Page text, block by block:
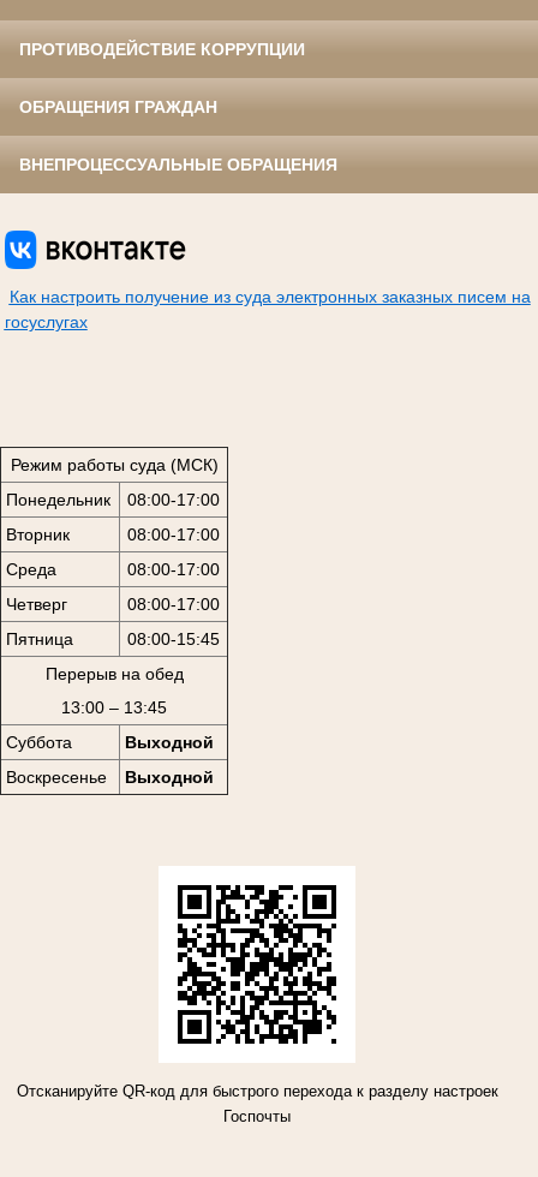
ПРОТИВОДЕЙСТВИЕ КОРРУПЦИИ
ОБРАЩЕНИЯ ГРАЖДАН
ВНЕПРОЦЕССУАЛЬНЫЕ ОБРАЩЕНИЯ
Как настроить получение из суда электронных заказных писем на
госуслугах
Режим работы суда (МСК)
Понедельник
08:00-17:00
Вторник
08:00-17:00
Среда
08:00-17:00
Четверг
08:00-17:00
Пятница
08:00-15:45
Перерыв на обед
13:00 – 13:45
Суббота
Выходной
Воскресенье
Выходной
Отсканируйте QR-код для быстрого перехода к разделу настроек
Госпочты